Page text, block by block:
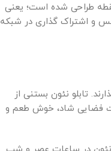
طراحی شده است؛ یعنی
و اشتراک گذاری در شبکه
تابلو نئون بستنی از
فضایی شاد، خوش طعم و